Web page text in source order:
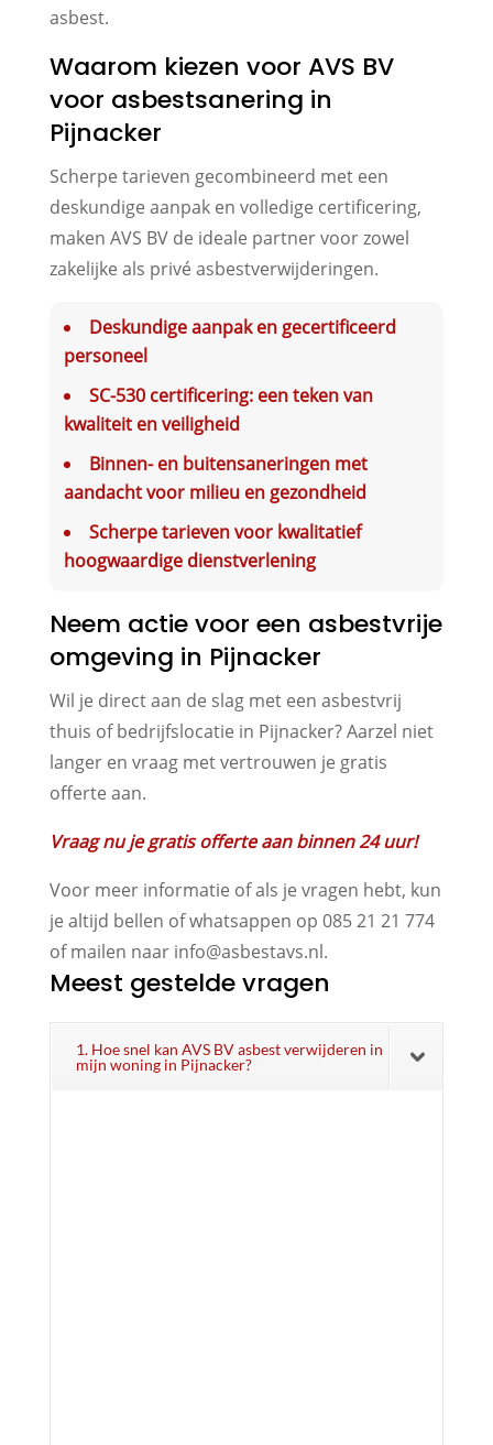
asbest.
Waarom kiezen voor AVS BV
voor asbestsanering in
Pijnacker
Scherpe tarieven gecombineerd met een
deskundige aanpak en volledige certificering,
maken AVS BV de ideale partner voor zowel
zakelijke als privé asbestverwijderingen.
Deskundige aanpak en gecertificeerd
personeel
SC-530 certificering: een teken van
kwaliteit en veiligheid
Binnen- en buitensaneringen met
aandacht voor milieu en gezondheid
Scherpe tarieven voor kwalitatief
hoogwaardige dienstverlening
Neem actie voor een asbestvrije
omgeving in Pijnacker
Wil je direct aan de slag met een asbestvrij
thuis of bedrijfslocatie in Pijnacker? Aarzel niet
langer en vraag met vertrouwen je gratis
offerte aan.
Vraag nu je gratis offerte aan binnen 24 uur!
Voor meer informatie of als je vragen hebt, kun
je altijd bellen of whatsappen op 085 21 21 774
of mailen naar info@asbestavs.nl.
Meest gestelde vragen
1. Hoe snel kan AVS BV asbest verwijderen in
mijn woning in Pijnacker?